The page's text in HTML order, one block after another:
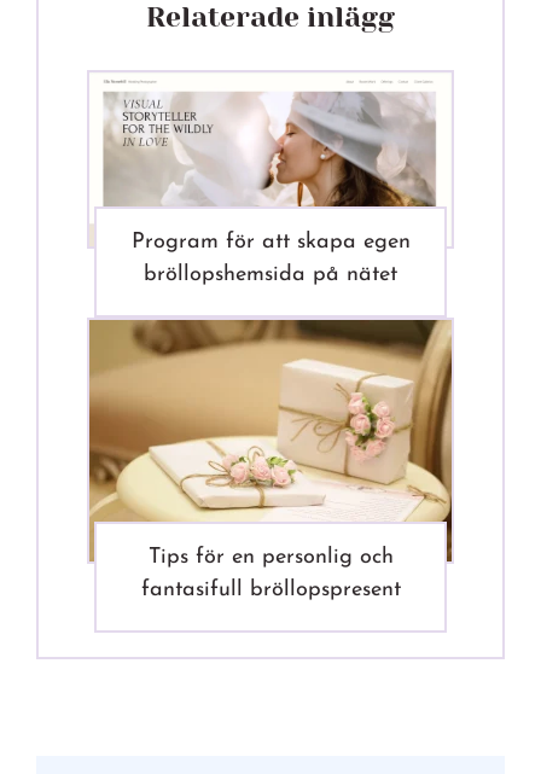
Relaterade inlägg
Program för att skapa egen
bröllopshemsida på nätet
Tips för en personlig och
fantasifull bröllopspresent